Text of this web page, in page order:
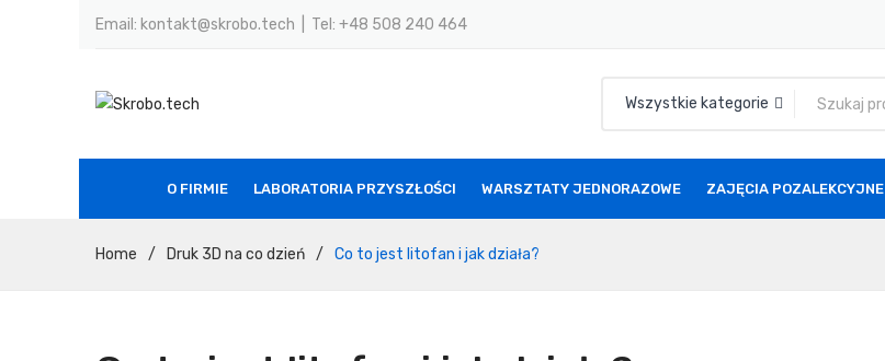
Email: kontakt@skrobo.tech | Tel: +48 508 240 464
Wszystkie kategorie
O FIRMIE LABORATORIA PRZYSZŁOŚCI WARSZTATY JEDNORAZOWE ZAJĘCIA POZALEKCYJNE
Home / Druk 3D na co dzień / Co to jest litofan i jak działa?